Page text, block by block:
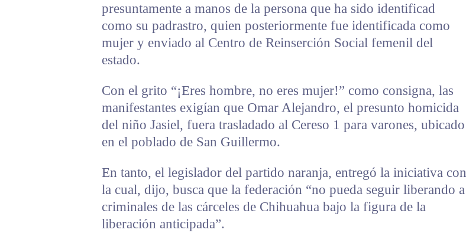
presuntamente a manos de la persona que ha sido identificad
como su padrastro, quien posteriormente fue identificada como
mujer y enviado al Centro de Reinserción Social femenil del
estado.
Con el grito “¡Eres hombre, no eres mujer!” como consigna, las
manifestantes exigían que Omar Alejandro, el presunto homicida
del niño Jasiel, fuera trasladado al Cereso 1 para varones, ubicado
en el poblado de San Guillermo.
En tanto, el legislador del partido naranja, entregó la iniciativa con
la cual, dijo, busca que la federación “no pueda seguir liberando a
criminales de las cárceles de Chihuahua bajo la figura de la
liberación anticipada”.